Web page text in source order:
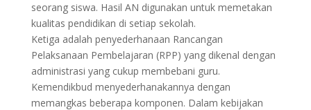
seorang siswa. Hasil AN digunakan untuk memetakan
kualitas pendidikan di setiap sekolah.
Ketiga adalah penyederhanaan Rancangan
Pelaksanaan Pembelajaran (RPP) yang dikenal dengan
administrasi yang cukup membebani guru.
Kemendikbud menyederhanakannya dengan
memangkas beberapa komponen. Dalam kebijakan